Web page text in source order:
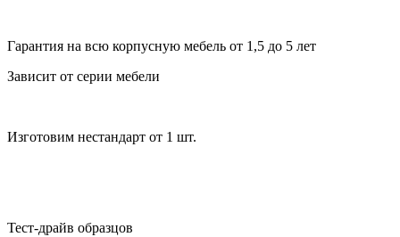
Гарантия на всю корпусную мебель от 1,5 до 5 лет
Зависит от серии мебели
Изготовим нестандарт от 1 шт.
Тест-драйв образцов